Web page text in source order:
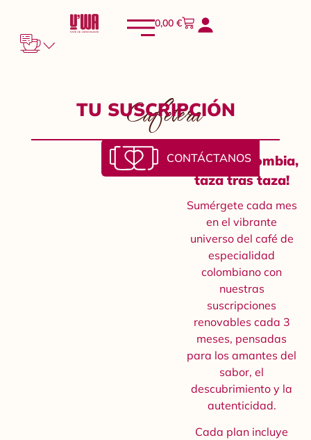
0,00 €
TU SUSCRIPCIÓN
Cafetera
Viaja a Colombia,
taza tras taza!
Sumérgete cada mes
en el vibrante
universo del café de
especialidad
colombiano con
nuestras
suscripciones
renovables cada 3
meses, pensadas
para los amantes del
sabor, el
descubrimiento y la
autenticidad.
Cada plan incluye
CONTÁCTANOS